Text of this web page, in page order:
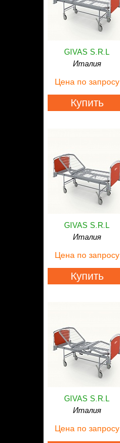
Статьи
Контакты
GIVAS S.R.L
Италия
Цена по запросу
Купить
GIVAS S.R.L
Италия
Цена по запросу
Купить
GIVAS S.R.L
Италия
Цена по запросу